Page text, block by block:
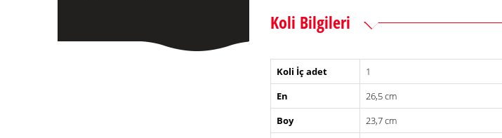
Koli Bilgileri
Koli İç adet
1
En
26,5 cm
Boy
23,7 cm